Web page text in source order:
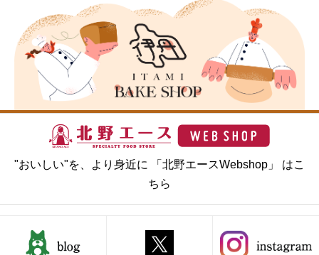
"おいしい"を、より身近に 「北野エースWebshop」 はこ
ちら